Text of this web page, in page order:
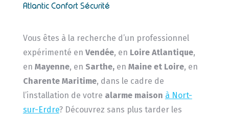
Atlantic Confort Sécurité
Vous êtes à la recherche d’un professionnel
expérimenté en Vendée, en Loire Atlantique,
en Mayenne, en Sarthe, en Maine et Loire, en
Charente Maritime, dans le cadre de
l’installation de votre alarme maison à Nort-
sur-Erdre? Découvrez sans plus tarder les